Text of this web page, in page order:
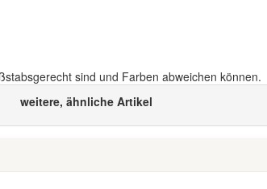
sind und Farben abweichen können.
weitere, ähnliche Artikel